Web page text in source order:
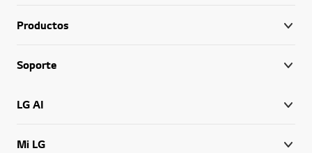
Productos
Soporte
LG AI
Mi LG